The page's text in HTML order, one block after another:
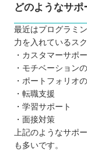
どのようなサ
最近はプログラミ
力を入れているス
・カスタマーサポ
・モチベーション
・ポートフォリオ
・転職支援
・学習サポート
・面接対策
上記のようなサポ
も多いです。